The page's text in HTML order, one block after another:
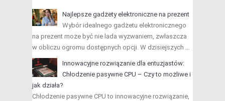
Najlepsze gadżety elektroniczne na prezent
Wybór idealnego gadżetu elektronicznego
na prezent może być nie lada wyzwaniem, zwłaszcza
w obliczu ogromu dostępnych opcji. W dzisiejszych …
Innowacyjne rozwiązanie dla entuzjastów:
Chłodzenie pasywne CPU – Czy to możliwe i
jak działa?
Chłodzenie pasywne CPU to innowacyjne rozwiązanie,